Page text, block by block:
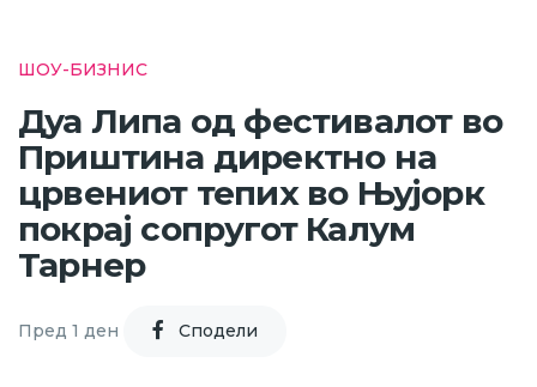
ШОУ-БИЗНИС
Дуа Липа од фестивалот во
Приштина директно на
црвениот тепих во Њујорк
покрај сопругот Калум
Тарнер
Пред 1 ден Cподели